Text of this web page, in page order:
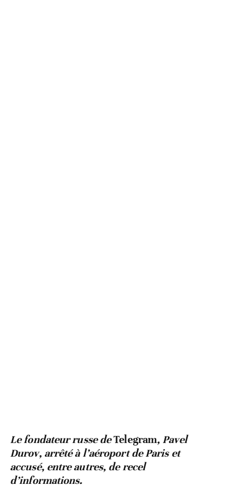
Le fondateur russe deTelegram, Pavel
Durov, arrêté à l’aéroport de Paris et
accusé, entre autres, de recel
d’informations.